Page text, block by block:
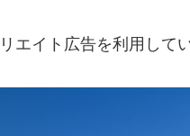
エイト広告を利用して